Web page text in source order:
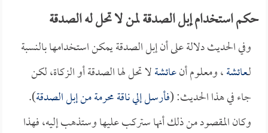
حكم استخدام إبل الصدقة لمن لا تحل له الصدقة
وفي الحديث دلالة على أن إبل الصدقة يمكن استخدامها بالنسبة
لـعائشة، ومعلوم أنعائشةلا تحل لها الصدقة أو الزكاة، لكن
جاء في هذا الحديث: (فأرسل إلي ناقة محرمة من إبل الصدقة).
وكان المقصود من ذلك أنها ستركب عليها وستذهب إليه، فهذا